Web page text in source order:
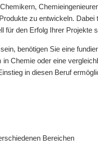
zu entwickeln.
für den Erfolg Ihrer Projekte
benötigen Sie eine
Chemie oder eine
in diesen Beruf
Bereichen